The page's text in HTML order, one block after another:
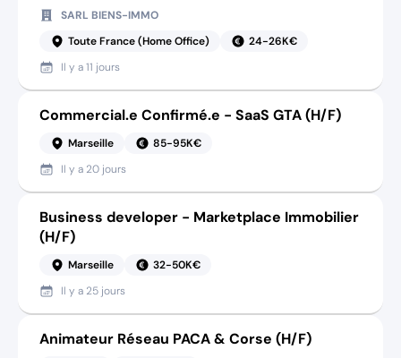
SARL BIENS-IMMO
Toute France (Home Office)
24-26K€
Il y a11 jours
Commercial.e Confirmé.e - SaaS GTA (H/F)
Marseille
85-95K€
Il y a 20 jours
Business developer - Marketplace Immobilier
(H/F)
Marseille
32-50K€
Il y a 25 jours
Animateur Réseau PACA & Corse (H/F)